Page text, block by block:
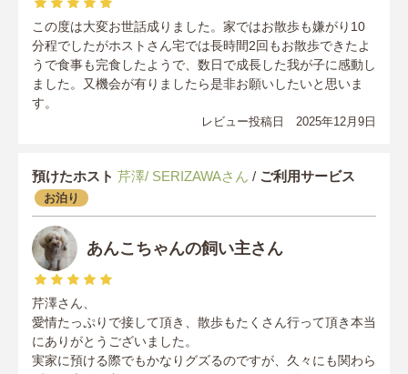
この度は大変お世話成りました。家ではお散歩も嫌がり10
分程でしたがホストさん宅では長時間2回もお散歩できたよ
うで食事も完食したようで、数日で成長した我が子に感動し
ました。又機会が有りましたら是非お願いしたいと思いま
す。
レビュー投稿日 2025年12月9日
預けたホスト 芹澤/ SERIZAWAさん / ご利用サービス
お泊り
あんこちゃんの飼い主さん
芹澤さん、
愛情たっぷりで接して頂き、散歩もたくさん行って頂き本当
にありがとうございました。
実家に預ける際でもかなりグズるのですが、久々にも関わら